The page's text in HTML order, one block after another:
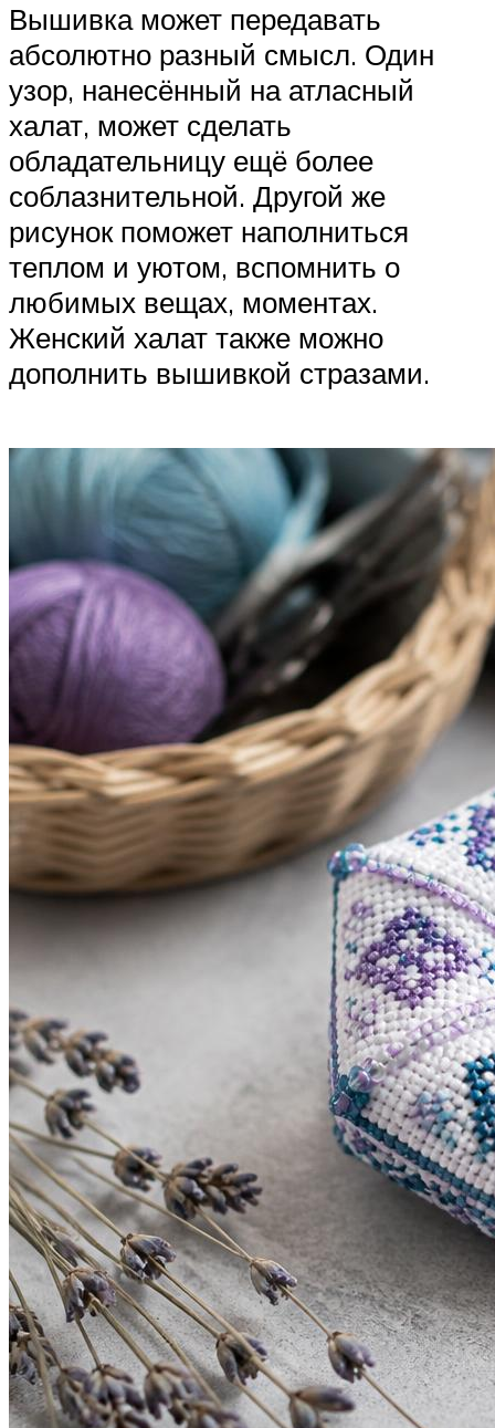
Вышивка может передавать
абсолютно разный смысл. Один
узор, нанесённый на атласный
халат, может сделать
обладательницу ещё более
соблазнительной. Другой же
рисунок поможет наполниться
теплом и уютом, вспомнить о
любимых вещах, моментах.
Женский халат также можно
дополнить вышивкой стразами.